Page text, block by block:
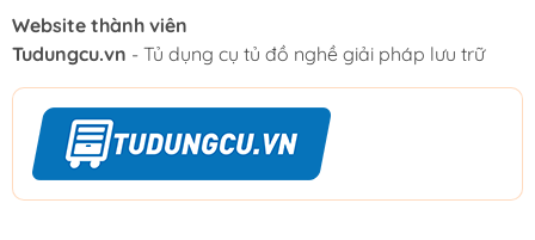
Website thành viên
Tudungcu.vn - Tủ dụng cụ tủ đồ nghề giải pháp lưu trữ